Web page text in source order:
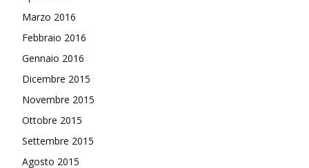
Marzo 2016
Febbraio 2016
Gennaio 2016
Dicembre 2015
Novembre 2015
Ottobre 2015
Settembre 2015
Agosto 2015